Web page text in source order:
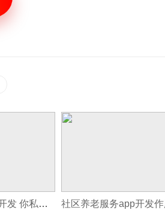
社区O2O模式APP开发 你私人的贴心管家